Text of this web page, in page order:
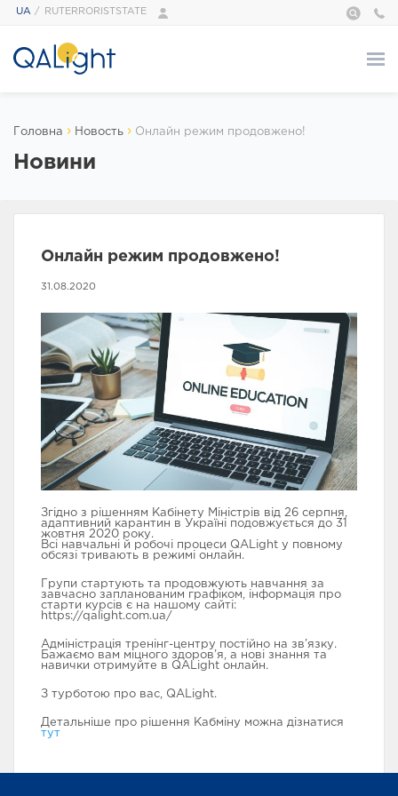
UA RUTERRORISTSTATE
Головна › Новость › Онлайн режим продовжено!
Новини
Онлайн режим продовжено!
31.08.2020
Згідно з рішенням Кабінету Міністрів від 26 серпня,
адаптивний карантин в Україні подовжується до 31
жовтня 2020 року.
Всі навчальні й робочі процеси QALight у повному
обсязі тривають в режимі онлайн.
Групи стартують та продовжують навчання за
завчасно запланованим графіком, інформація про
старти курсів є на нашому сайті:
https://qalight.com.ua/
Адміністрація тренінг-центру постійно на зв’язку.
Бажаємо вам міцного здоров’я, а нові знання та
навички отримуйте в QALight онлайн.
З турботою про вас, QALight.
Детальніше про рішення Кабміну можна дізнатися
тут
Foundation
Сертифікати
Курси
ТЕСТУВАННЯ
БАЗОВИЙ МОДУЛЬ
ТЕСТУВАННЯ
АВТОМАТИЗАЦІЯ
РОЗШИРЕНИЙ
МОДУЛЬ З
АВТОМАТИЗАЦІЇ
ТЕСТУВАННЯ
ПРОГРАМУВАННЯ
FULLSTACK WЕB
DEVELOPЕR
FRONTEND WЕB
DEVELOPMENT
TECH SKІLLS МЕНЕДЖМЕНТ В IT